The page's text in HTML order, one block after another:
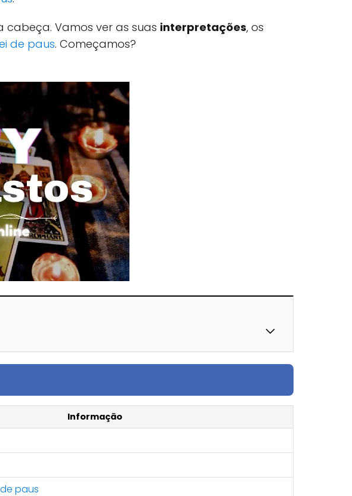
cabeça. Vamos ver as suas interpretações, os
de paus. Começamos?
Informação
paus